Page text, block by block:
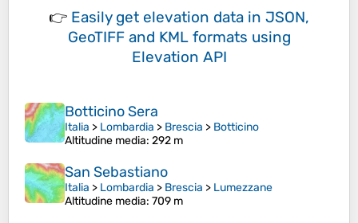
👉 Easily get elevation data in JSON,
GeoTIFF and KML formats using
Elevation API
Botticino Sera
Italia > Lombardia > Brescia > Botticino
Altitudine media: 292 m
San Sebastiano
Italia > Lombardia > Brescia > Lumezzane
Altitudine media: 709 m